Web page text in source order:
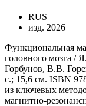
RUS
изд. 2026
Функциональная
головного мозга /
Горбунов, В.В.
с.; 15,6 см. ISBN
из ключевых
магнитно-